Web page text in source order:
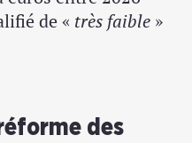
de « très faible »
des